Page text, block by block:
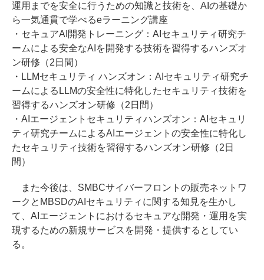
運用までを安全に行うための知識と技術を、AIの基礎か
ら一気通貫で学べるeラーニング講座
・セキュアAI開発トレーニング：AIセキュリティ研究チ
ームによる安全なAIを開発する技術を習得するハンズオ
ン研修（2日間）
・LLMセキュリティ ハンズオン：AIセキュリティ研究チ
ームによるLLMの安全性に特化したセキュリティ技術を
習得するハンズオン研修（2日間）
・AIエージェントセキュリティハンズオン：AIセキュリ
ティ研究チームによるAIエージェントの安全性に特化し
たセキュリティ技術を習得するハンズオン研修（2日
間）
また今後は、SMBCサイバーフロントの販売ネットワ
ークとMBSDのAIセキュリティに関する知見を生かし
て、AIエージェントにおけるセキュアな開発・運用を実
現するための新規サービスを開発・提供するとしてい
る。